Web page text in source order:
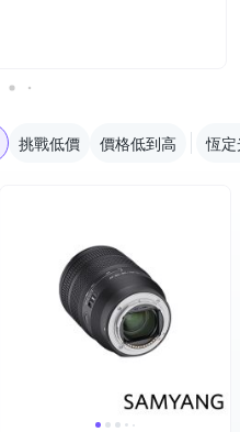
挑戰低價 價格低到高 恆